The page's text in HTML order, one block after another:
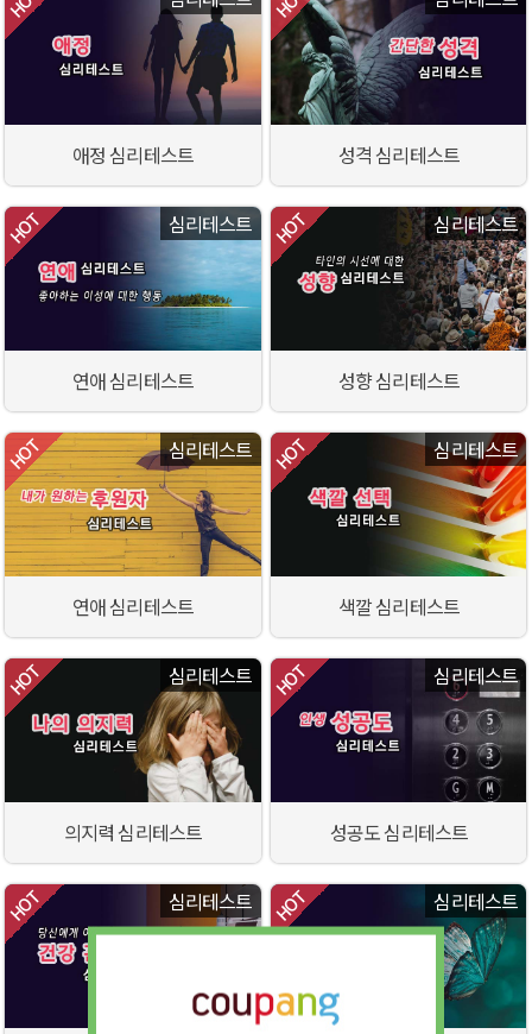
애정 심리테스트 성격 심리테스트
심리테스트
연애 심리테스트
심리테스트
성향 심리테스트
심리테스트
연애 심리테스트
심리테스트
색깔 심리테스트
심리테스트
의지력 심리테스트
심리테스트
성공도 심리테스트
심리테스트 심리테스트